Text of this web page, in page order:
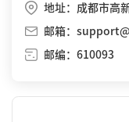
地址：成都市高
邮箱：
邮编：610093